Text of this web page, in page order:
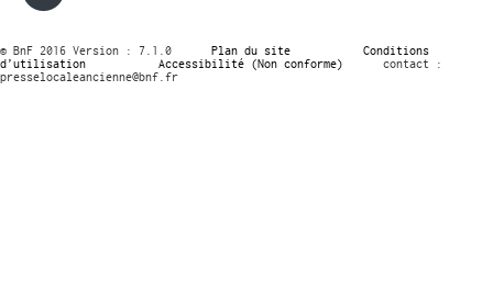
© BnF 2016 Version : 7.1.0 Plan du site
Conditions
d’utilisation
Accessibilité (Non conforme)
contact :
presselocaleancienne@bnf.fr